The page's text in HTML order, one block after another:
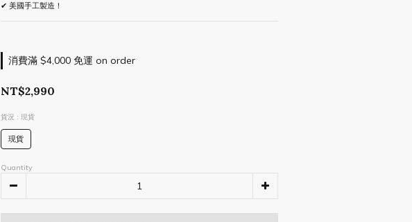
✔ 美國手工製造！
消費滿 $4,000 免運 on order
NT$2,990
貨況 : 現貨
現貨
Quantity